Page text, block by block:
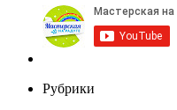
Рубрики